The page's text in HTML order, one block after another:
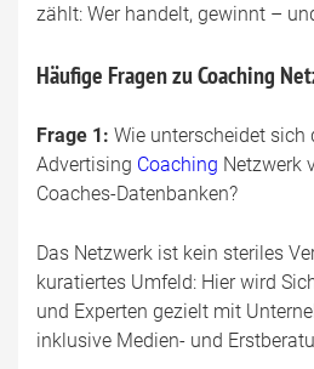
zählt: Wer handelt, gewinnt –
Häufige Fragen zu Coaching
Frage 1: Wie unterscheidet sich
Advertising Coaching Netzwerk
Coaches-Datenbanken?
Das Netzwerk ist kein steriles
kuratiertes Umfeld: Hier wird
und Experten gezielt mit
inklusive Medien- und